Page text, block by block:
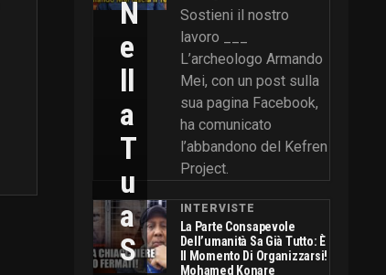
Sostieni il nostro
lavoro ___
L’archeologo Armando
Mei, con un post sulla
sua pagina Facebook,
ha comunicato
l’abbandono del Kefren
Project.
INTERVISTE
La Parte Consapevole
Dell’umanità Sa Già Tutto: È
Il Momento Di Organizzarsi!
Mohamed Konare
N
E
Ll
A
T
U
A
S